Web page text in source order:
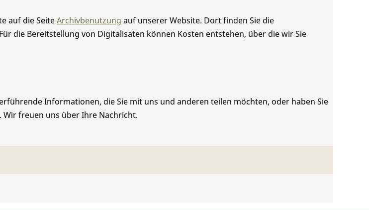
auf die SeiteArchivbenutzung auf unserer Website. Dort finden Sie die
die Bereitstellung von Digitalisaten können Kosten entstehen, über die wir Sie
Informationen, die Sie mit uns und anderen teilen möchten, oder haben Sie
. Wir freuen uns über Ihre Nachricht.